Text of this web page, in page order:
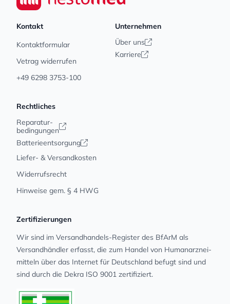
Kontakt
Kontaktformular
Vetrag widerrufen
+49 6298 3753-100
Unternehmen
Über uns
Karriere
Rechtliches
Reparatur-
bedingungen
Batterieentsorgung
Liefer- & Versandkosten
Widerrufsrecht
Hinweise gem. § 4 HWG
Zertifizierungen
Wir sind im Versandhandels-Register des BfArM als
Versandhändler erfasst, die zum Handel von Human­arz­nei­
mit­teln über das Internet für Deutschland befugt sind und
sind durch die Dekra ISO 9001 zertifiziert.